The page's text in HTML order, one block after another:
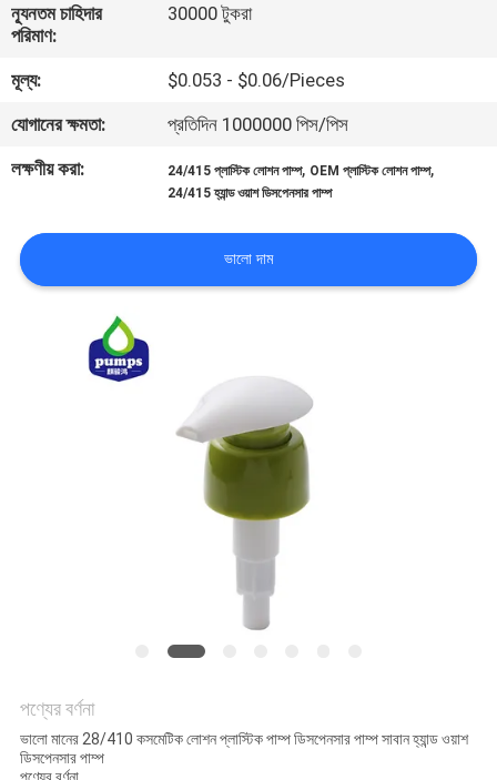
সম্পর্কে
কারখানা
পরিদর্শন
নিয়ন্ত্রণ
সাইট
ম্যাপ
ন্যূনতম চাহিদার
পরিমাণ:
30000 টুকরা
মূল্য:
$0.053 - $0.06/Pieces
যোগানের ক্ষমতা:
প্রতিদিন 1000000 পিস/পিস
লক্ষণীয় করা:
24/415 প্লাস্টিক লোশন পাম্প, OEM প্লাস্টিক লোশন পাম্প,
24/415 হ্যান্ড ওয়াশ ডিসপেনসার পাম্প
ভালো দাম
পণ্যের বর্ণনা
ভালো মানের 28/410 কসমেটিক লোশন প্লাস্টিক পাম্প ডিসপেনসার পাম্প সাবান হ্যান্ড ওয়াশ
ডিসপেনসার পাম্প